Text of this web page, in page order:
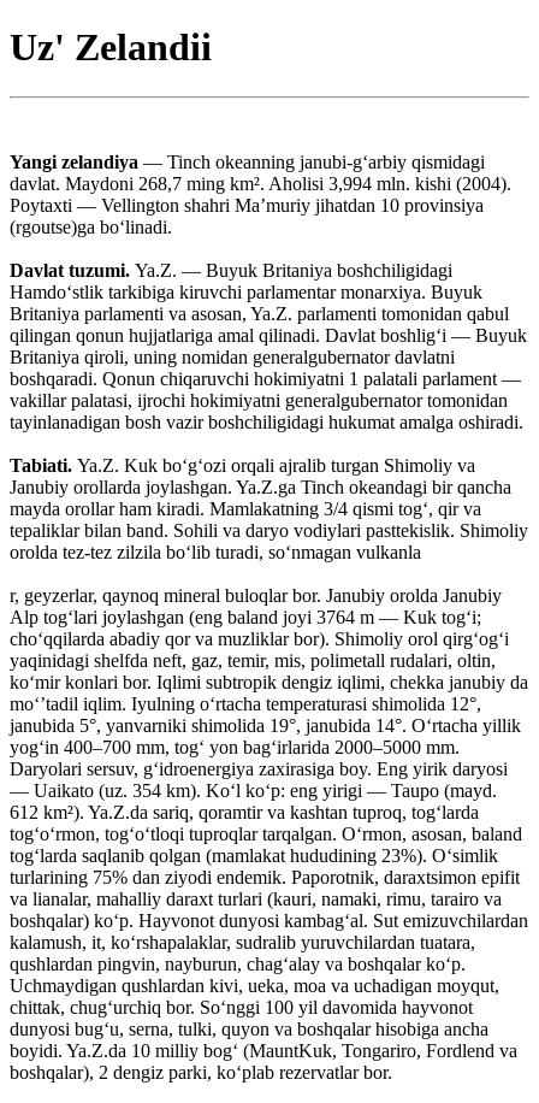
Uz' Zelandii
Yangi zelandiya — Tinch okeanning janubi-gʻarbiy qismidagi
davlat. Maydoni 268,7 ming km². Aholisi 3,994 mln. kishi (2004).
Poytaxti — Vellington shahri Maʼmuriy jihatdan 10 provinsiya
(rgoutse)ga boʻlinadi.
Davlat tuzumi. Ya.Z. — Buyuk Britaniya boshchiligidagi
Hamdoʻstlik tarkibiga kiruvchi parlamentar monarxiya. Buyuk
Britaniya parlamenti va asosan, Ya.Z. parlamenti tomonidan qabul
qilingan qonun hujjatlariga amal qilinadi. Davlat boshligʻi — Buyuk
Britaniya qiroli, uning nomidan generalgubernator davlatni
boshqaradi. Qonun chiqaruvchi hokimiyatni 1 palatali parlament —
vakillar palatasi, ijrochi hokimiyatni generalgubernator tomonidan
tayinlanadigan bosh vazir boshchiligidagi hukumat amalga oshiradi.
Tabiati. Ya.Z. Kuk boʻgʻozi orqali ajralib turgan Shimoliy va
Janubiy orollarda joylashgan. Ya.Z.ga Tinch okeandagi bir qancha
mayda orollar ham kiradi. Mamlakatning 3/4 qismi togʻ, qir va
tepaliklar bilan band. Sohili va daryo vodiylari pasttekislik. Shimoliy
orolda tez-tez zilzila boʻlib turadi, soʻnmagan vulkanla
r, geyzerlar, qaynoq mineral buloqlar bor. Janubiy orolda Janubiy
Alp togʻlari joylashgan (eng baland joyi 3764 m — Kuk togʻi;
choʻqqilarda abadiy qor va muzliklar bor). Shimoliy orol qirgʻogʻi
yaqinidagi shelfda neft, gaz, temir, mis, polimetall rudalari, oltin,
koʻmir konlari bor. Iqlimi subtropik dengiz iqlimi, chekka janubiy da
moʻʼtadil iqlim. Iyulning oʻrtacha temperaturasi shimolida 12°,
janubida 5°, yanvarniki shimolida 19°, janubida 14°. Oʻrtacha yillik
yogʻin 400–700 mm, togʻ yon bagʻirlarida 2000–5000 mm.
Daryolari sersuv, gʻidroenergiya zaxirasiga boy. Eng yirik daryosi
— Uaikato (uz. 354 km). Koʻl koʻp: eng yirigi — Taupo (mayd.
612 km²). Ya.Z.da sariq, qoramtir va kashtan tuproq, togʻlarda
togʻoʻrmon, togʻoʻtloqi tuproqlar tarqalgan. Oʻrmon, asosan, baland
togʻlarda saqlanib qolgan (mamlakat hududining 23%). Oʻsimlik
turlarining 75% dan ziyodi endemik. Paporotnik, daraxtsimon epifit
va lianalar, mahalliy daraxt turlari (kauri, namaki, rimu, tarairo va
boshqalar) koʻp. Hayvonot dunyosi kambagʻal. Sut emizuvchilardan
kalamush, it, koʻrshapalaklar, sudralib yuruvchilardan tuatara,
qushlardan pingvin, nayburun, chagʻalay va boshqalar koʻp.
Uchmaydigan qushlardan kivi, ueka, moa va uchadigan moyqut,
chittak, chugʻurchiq bor. Soʻnggi 100 yil davomida hayvonot
dunyosi bugʻu, serna, tulki, quyon va boshqalar hisobiga ancha
boyidi. Ya.Z.da 10 milliy bogʻ (MauntKuk, Tongariro, Fordlend va
boshqalar), 2 dengiz parki, koʻplab rezervatlar bor.